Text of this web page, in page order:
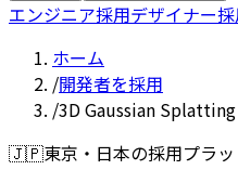
エンジニア採用デザイナー
ホーム
/開発者を採用
/3D Gaussian
🇯🇵東京・日本の採用プラ